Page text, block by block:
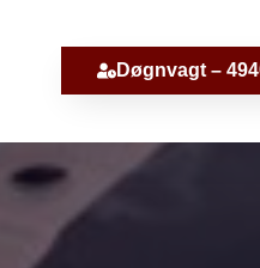
Døgnvagt –